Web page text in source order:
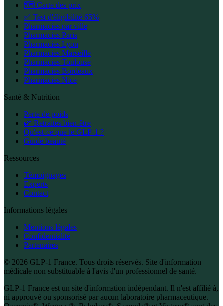
🗺️ Carte des prix
✅ Test d'éligibilité 65%
Pharmacies par ville
Pharmacies Paris
Pharmacies Lyon
Pharmacies Marseille
Pharmacies Toulouse
Pharmacies Bordeaux
Pharmacies Nice
Santé & Nutrition
Perte de poids
🌿 Retraites bien-être
Qu'est-ce que le GLP-1 ?
Guide beauté
Ressources
Témoignages
Experts
Contact
Informations légales
Mentions légales
Confidentialité
Partenaires
© 2026 GLP-1 France. Tous droits réservés. Site d'information
médicale non substituable à l'avis d'un professionnel de santé.
GLP-1 France est un site d'information indépendant. Il n'est affilié à,
ni approuvé ou sponsorisé par aucun laboratoire pharmaceutique.